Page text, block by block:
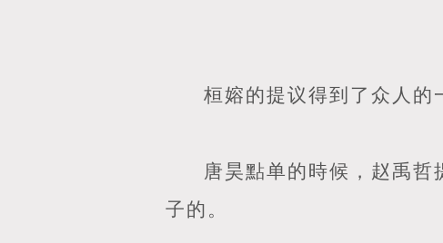
桓嫆的提议得到了众人的
唐昊點单的時候，赵禹
子的。